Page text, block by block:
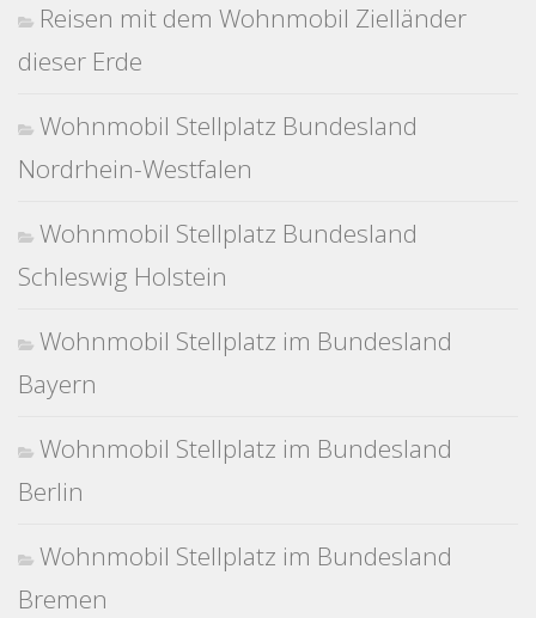
Reisen mit dem Wohnmobil Zielländer
dieser Erde
Wohnmobil Stellplatz Bundesland
Nordrhein-Westfalen
Wohnmobil Stellplatz Bundesland
Schleswig Holstein
Wohnmobil Stellplatz im Bundesland
Bayern
Wohnmobil Stellplatz im Bundesland
Berlin
Wohnmobil Stellplatz im Bundesland
Bremen